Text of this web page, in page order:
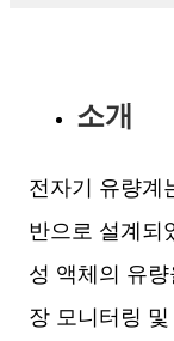
소개
전자기
유량계
반으로 설계되
성 액체의 유
장 모니터링